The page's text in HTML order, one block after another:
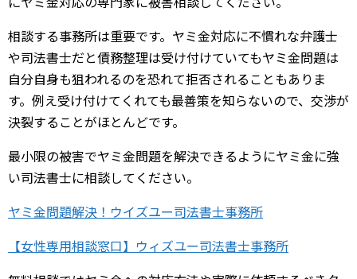
相談する事務所は重要です。ヤミ金対応に不慣れな弁護士
や司法書士だと債務整理は受け付けていてもヤミ金問題は
自分自身も狙われるのを恐れて拒否されることもありま
す。例え受け付けてくれても最善策を知らないので、交渉が
決裂することがほとんどです。
最小限の被害でヤミ金問題を解決できるようにヤミ金に強
い司法書士に相談してください。
ヤミ金問題解決！ウイズユー司法書士事務所
【女性専用相談窓口】ウィズユー司法書士事務所